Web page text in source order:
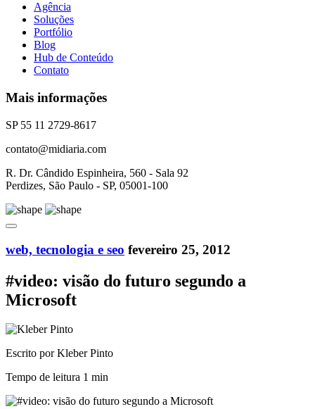
Agência
Soluções
Portfólio
Blog
Hub de Conteúdo
Contato
Mais informações
SP 55 11 2729-8617
contato@midiaria.com
R. Dr. Cândido Espinheira, 560 - Sala 92
Perdizes, São Paulo - SP, 05001-100
web, tecnologia e seo fevereiro 25, 2012
#video: visão do futuro segundo a
Microsoft
Escrito por Kleber Pinto
Tempo de leitura 1 min